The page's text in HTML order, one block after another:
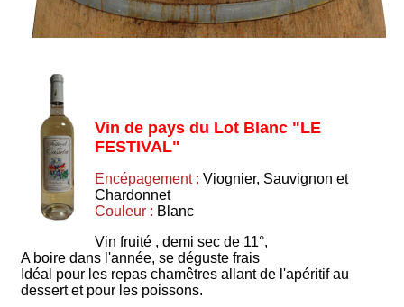
Vin de pays du Lot Blanc "LE
FESTIVAL"
Encépagement : Viognier, Sauvignon et
Chardonnet
Couleur : Blanc
Vin fruité , demi sec de 11°,
A boire dans l'année, se déguste frais
Idéal pour les repas chamêtres allant de l'apéritif au
dessert et pour les poissons.